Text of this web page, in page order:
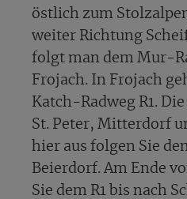
östlich zum
weiter Richtung
folgt man dem Mur-
Frojach. In Frojach
Katch-Radweg R1.
St. Peter, Mitterdorf
hier aus folgen Sie
Beierdorf. Am Ende
Sie dem R1 bis nach